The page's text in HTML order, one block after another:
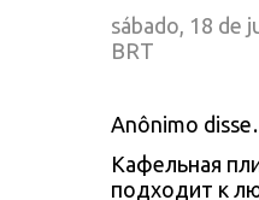
sábado, 18 de
BRT
Anônimo
Кафельная
подходит к